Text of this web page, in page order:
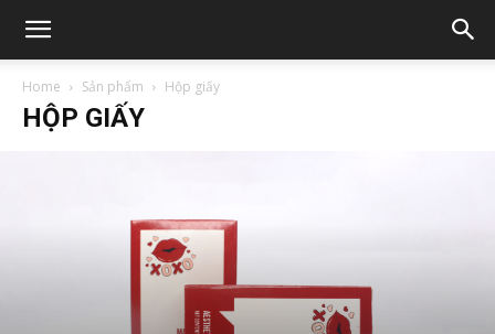
Home Sản phẩm Hộp giấy
HỘP GIẤY